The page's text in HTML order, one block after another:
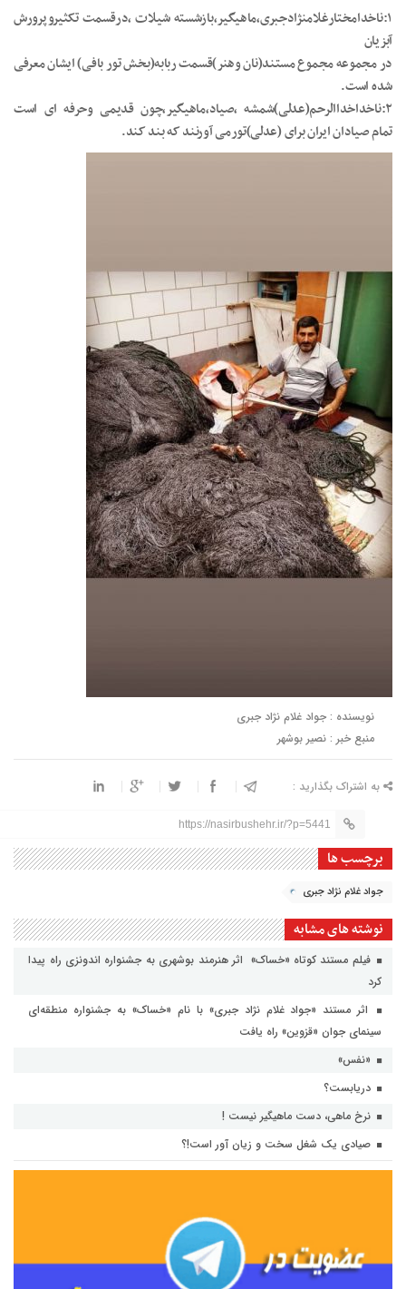
۱:ناخدامختارغلامنژادجبری،ماهیگیر،بازشسته شیلات ،درقسمت تکثیروپرورش
آبزیان
در مجموعه مجموع مستند(نان وهنر)قسمت ربابه(بخش تور بافی) ایشان معرفی
شده است.
۲:ناخداخداالرحم(عدلی)شمشه ،صیاد،ماهیگیر،چون قدیمی وحرفه ای است
تمام صیادان ایران برای (عدلی)تورمی آورنند که بند کند.
نویسنده : جواد غلام نژاد جبری
منبع خبر : نصیر بوشهر
به اشتراک بگذارید :
https://nasirbushehr.ir/?p=5441
برچسب ها
جواد غلام نژاد جبری
نوشته های مشابه
فیلم مستند کوتاه «خساک» اثر هنرمند بوشهری به جشنواره اندونزی راه پیدا
کرد
اثر مستند «جواد غلام نژاد جبری» با نام «خساک» به جشنواره منطقه‌ای
سینمای جوان «قزوین» راه یافت
«نفس»
دریابست؟
نرخ ماهی، دست ماهیگیر نیست !
صیادی یک شغل سخت و زیان آور است!؟